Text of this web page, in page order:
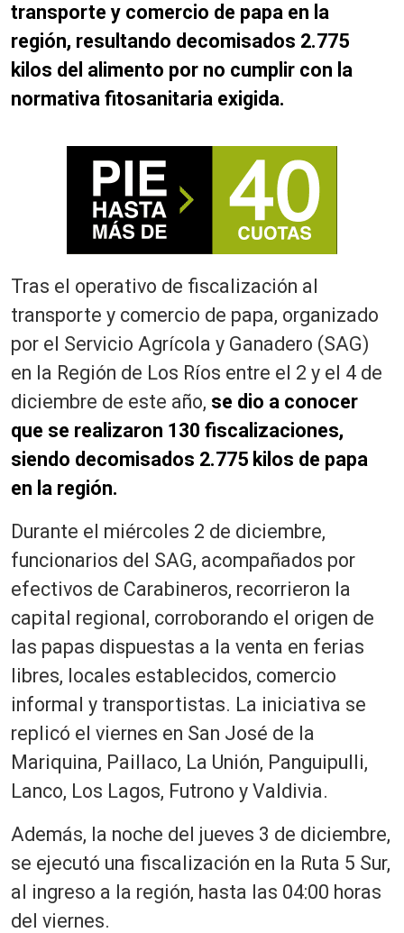
transporte y comercio de papa en la
región, resultando decomisados 2.775
kilos del alimento por no cumplir con la
normativa fitosanitaria exigida.
Tras el operativo de fiscalización al
transporte y comercio de papa, organizado
por el Servicio Agrícola y Ganadero (SAG)
en la Región de Los Ríos entre el 2 y el 4 de
diciembre de este año, se dio a conocer
que se realizaron 130 fiscalizaciones,
siendo decomisados 2.775 kilos de papa
en la región.
Durante el miércoles 2 de diciembre,
funcionarios del SAG, acompañados por
efectivos de Carabineros, recorrieron la
capital regional, corroborando el origen de
las papas dispuestas a la venta en ferias
libres, locales establecidos, comercio
informal y transportistas. La iniciativa se
replicó el viernes en San José de la
Mariquina, Paillaco, La Unión, Panguipulli,
Lanco, Los Lagos, Futrono y Valdivia.
Además, la noche del jueves 3 de diciembre,
se ejecutó una fiscalización en la Ruta 5 Sur,
al ingreso a la región, hasta las 04:00 horas
del viernes.